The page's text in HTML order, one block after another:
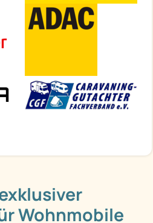
Wohnmobile